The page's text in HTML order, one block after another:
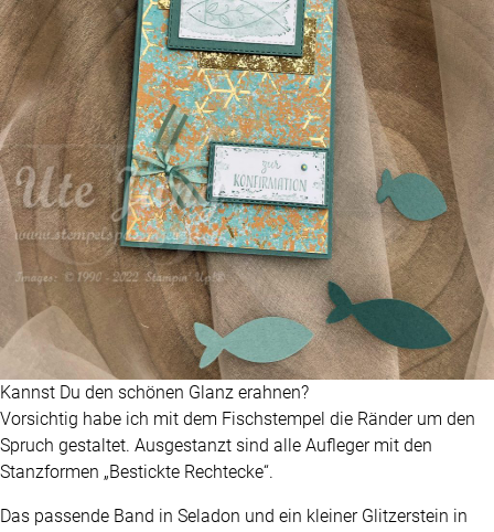
Kannst Du den schönen Glanz erahnen?
Vorsichtig habe ich mit dem Fischstempel die Ränder um den
Spruch gestaltet. Ausgestanzt sind alle Aufleger mit den
Stanzformen „Bestickte Rechtecke“.
Das passende Band in Seladon und ein kleiner Glitzerstein in